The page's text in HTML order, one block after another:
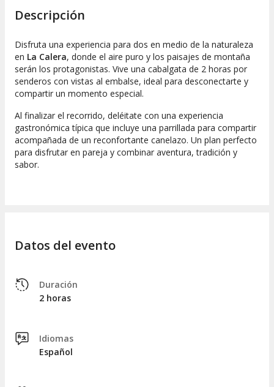
Descripción
Disfruta una experiencia para dos en medio de la naturaleza
en La Calera, donde el aire puro y los paisajes de montaña
serán los protagonistas. Vive una cabalgata de 2 horas por
senderos con vistas al embalse, ideal para desconectarte y
compartir un momento especial.
Al finalizar el recorrido, deléitate con una experiencia
gastronómica típica que incluye una parrillada para compartir
acompañada de un reconfortante canelazo. Un plan perfecto
para disfrutar en pareja y combinar aventura, tradición y
sabor.
Datos del evento
Duración
2 horas
Idiomas
Español